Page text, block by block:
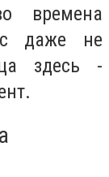
времена
даже не
здесь -